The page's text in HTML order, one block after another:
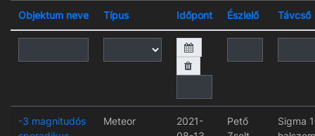
Objektum neve
Típus Időpont Észlelő Távcső
-3 magnitudós
Meteor
2021-
Pető
Sigma